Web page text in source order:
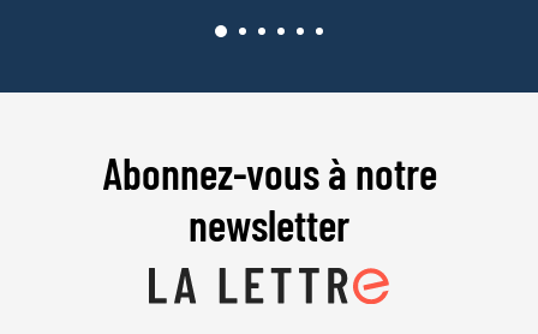
Abonnez-vous à notre
newsletter